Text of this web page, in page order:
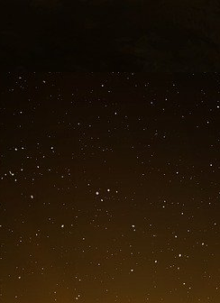
a rendu son
relative à la peine
ans de prison dont un
une fonction publique
n’était à priori pas
« Il revient au juge
susceptible de porter
de l’électeur. » Le
pour le pouvoir